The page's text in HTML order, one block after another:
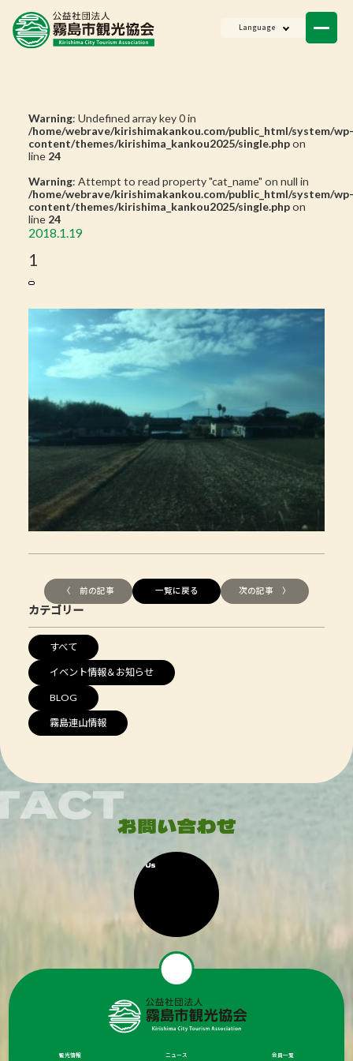
Language
Warning: Undefined array key 0 in
/home/webrave/kirishimakankou.com/public_html/system/wp-
content/themes/kirishima_kankou2025/single.phpon
line 24
Warning: Attempt to read property "cat_name" on null in
/home/webrave/kirishimakankou.com/public_html/system/wp-
content/themes/kirishima_kankou2025/single.phpon
line 24
2018.1.19
1
〈 前の記事 一覧に戻る 次の記事 〉
カテゴリー
すべて
イベント情報＆お知らせ
BLOG
霧島連山情報
観光情報 ニュース 会員一覧